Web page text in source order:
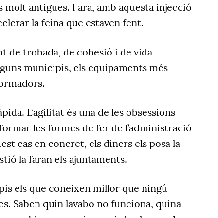
molt antigues. I ara, amb aquesta injecció
la feina que estaven fent.
de trobada, de cohesió i de vida
municipis, els equipaments més
L’agilitat és una de les obsessions
les formes de fer de l’administració
cas en concret, els diners els posa la
la faran els ajuntaments.
els que coneixen millor que ningú
Saben quin lavabo no funciona, quina